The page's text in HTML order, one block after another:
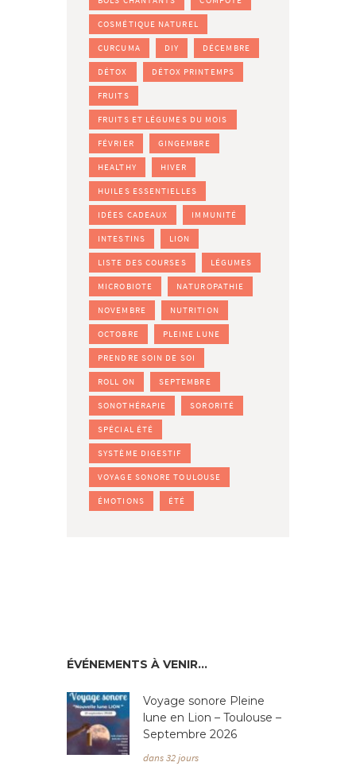
COSMÉTIQUE NATUREL
CURCUMA DIY DÉCEMBRE
DÉTOX DÉTOX PRINTEMPS
FRUITS
FRUITS ET LÉGUMES DU MOIS
FÉVRIER GINGEMBRE
HEALTHY HIVER
HUILES ESSENTIELLES
IDÉES CADEAUX IMMUNITÉ
INTESTINS LION
LISTE DES COURSES LÉGUMES
MICROBIOTE NATUROPATHIE
NOVEMBRE NUTRITION
OCTOBRE PLEINE LUNE
PRENDRE SOIN DE SOI
ROLL ON SEPTEMBRE
SONOTHÉRAPIE SORORITÉ
SPÉCIAL ÉTÉ
SYSTÈME DIGESTIF
VOYAGE SONORE TOULOUSE
ÉMOTIONS ÉTÉ
ÉVÉNEMENTS À VENIR…
Voyage sonore Pleine
lune en Lion – Toulouse –
Septembre 2026
dans 32 jours